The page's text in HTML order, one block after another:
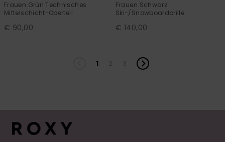
Frauen Grün Technisches
Mittelschicht-Oberteil
€ 90,00
Frauen Schwarz
Ski-/Snowboardbrille
€ 140,00
1